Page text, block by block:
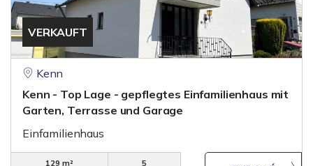
VERKAUFT
Kenn
Kenn - Top Lage - gepflegtes Einfamilienhaus mit
Garten, Terrasse und Garage
Einfamilienhaus
129 m²
5